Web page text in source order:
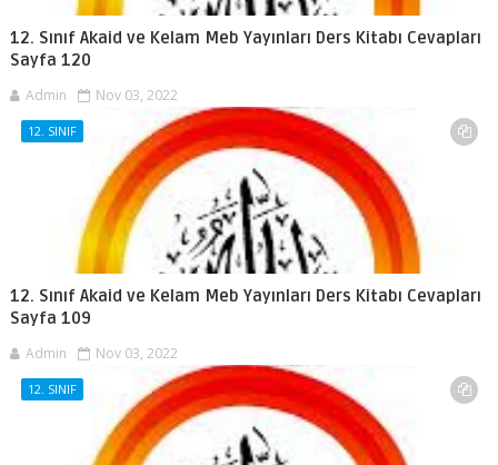
12. Sınıf Akaid ve Kelam Meb Yayınları Ders Kitabı Cevapları
Sayfa 120
Admin Nov 03, 2022
12. SINIF
12. Sınıf Akaid ve Kelam Meb Yayınları Ders Kitabı Cevapları
Sayfa 109
Admin Nov 03, 2022
12. SINIF